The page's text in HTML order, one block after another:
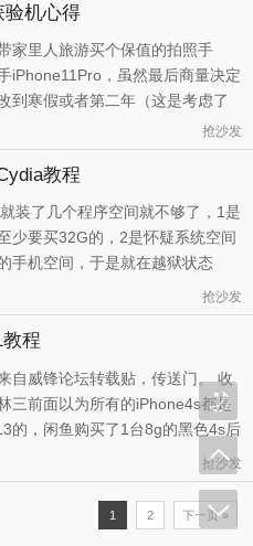
乎的问答是一致的。 想着这5k的
是接听拨打 ...
验机心得
家里人旅游买个保值的拍照手
iPhone11Pro，虽然最后商量决定
到寒假或者第二年（这是考虑了
康最重要嘛）。但是iPhone11Pro
… 买什么版本的iPhone11Pro划
？ 如果是全新未激活，目前主流
但是不好买 ...
抢沙发
教程
装了几个程序空间就不够了，1是
少要买32G的，2是怀疑系统空间
手机空间，于是就在越狱状态
险抹除了所有数据。 老天保佑，
，顺利的还原了，当然越狱的图
重新进行越狱后发现在用户那里
抢沙发
程
自威锋论坛转载贴，传送门。 收
三前面以为所有的iPhone4s都是
的，闲鱼购买了1台8g的黑色4s后
意外知道任何4s都可以降级到
可以越狱。 绕过苹果验证，简单
，原理：重新配置系统版本描述以
，理论上支持所 ...
抢沙发
1 2 下一页 »